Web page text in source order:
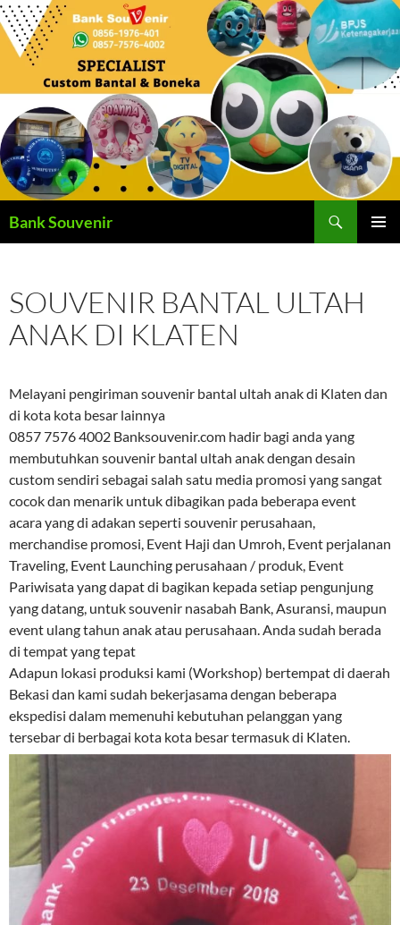
Langsung
ke
Bank Souvenir
SOUVENIR BANTAL ULTAH
ANAK DI KLATEN
Melayani pengiriman souvenir bantal ultah anak di Klaten dan
di kota kota besar lainnya
0857 7576 4002 Banksouvenir.com hadir bagi anda yang
membutuhkan souvenir bantal ultah anak dengan desain
custom sendiri sebagai salah satu media promosi yang sangat
cocok dan menarik untuk dibagikan pada beberapa event
acara yang di adakan seperti souvenir perusahaan,
merchandise promosi, Event Haji dan Umroh, Event perjalanan
Traveling, Event Launching perusahaan / produk, Event
Pariwisata yang dapat di bagikan kepada setiap pengunjung
yang datang, untuk souvenir nasabah Bank, Asuransi, maupun
event ulang tahun anak atau perusahaan. Anda sudah berada
di tempat yang tepat
Adapun lokasi produksi kami (Workshop) bertempat di daerah
Bekasi dan kami sudah bekerjasama dengan beberapa
ekspedisi dalam memenuhi kebutuhan pelanggan yang
tersebar di berbagai kota kota besar termasuk di Klaten.